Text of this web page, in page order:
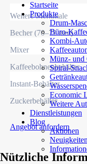
Startseite
Produkte
Drum-
Büro-
Kombi-
Münz- und
Spiral-
Economic
Weitere
Dienstleistungen
Blog
Aktionen
Neuigkeiten
Weitere Merkmale
Becher (70–71 mm)
Mixer
Kaffeebohnenbehälter
Instant-Behälter
Zuckerbehälter
Angebot anfordern
Nützliche